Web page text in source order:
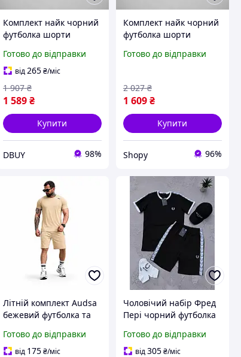
Комплект найк чорний
футболка шорти
DBUY
Готово до відправки
від265 ₴/міс
1 589 ₴
1 907 ₴
Купити
DBUY 98%
Комплект найк чорний
футболка шорти
Shopy
Готово до відправки
1 609₴
2 027 ₴
Купити
Shopy 96%
Літній комплект Audsa
бежевий футболка та
спортивний костюм
SPORT COOLTUCH
Готово до відправки
від 175 ₴/міс
Чоловічий набір Фред
Пері чорний футболка
спортивний костюм
брендовий Fred Perry
Готово до відправки
від305₴/міс